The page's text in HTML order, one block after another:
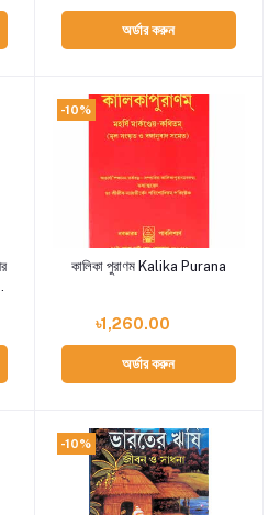
অর্ডার করুন
-10%
Add to cart
কালিকা পুরাণম Kalika Purana
৳1,260.00
অর্ডার করুন
-10%